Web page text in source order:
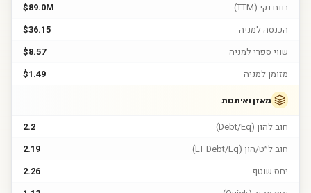
רווח נקי (TTM)
$89.0M
הכנסה למניה
$36.15
שווי ספרי למניה
$8.57
מזומן למניה
$1.49
מאזן ואיתנות
חוב להון (Debt/Eq)
2.2
חוב ל״ט/הון (LT Debt/Eq)
2.19
יחס שוטף
2.26